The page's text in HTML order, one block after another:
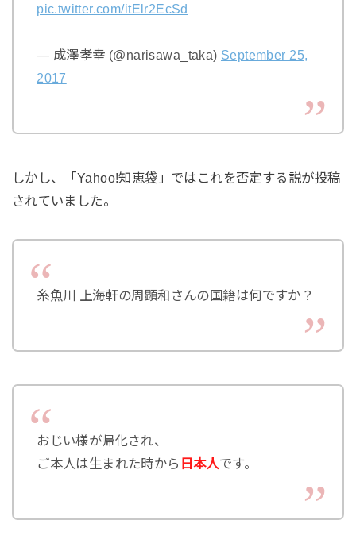
pic.twitter.com/itElr2EcSd
— 成澤孝幸 (@narisawa_taka) September 25,
2017
しかし、「Yahoo!知恵袋」ではこれを否定する説が投稿
されていました。
糸魚川 上海軒の周顕和さんの国籍は何ですか？
おじい様が帰化され、
ご本人は生まれた時から 日本人です。